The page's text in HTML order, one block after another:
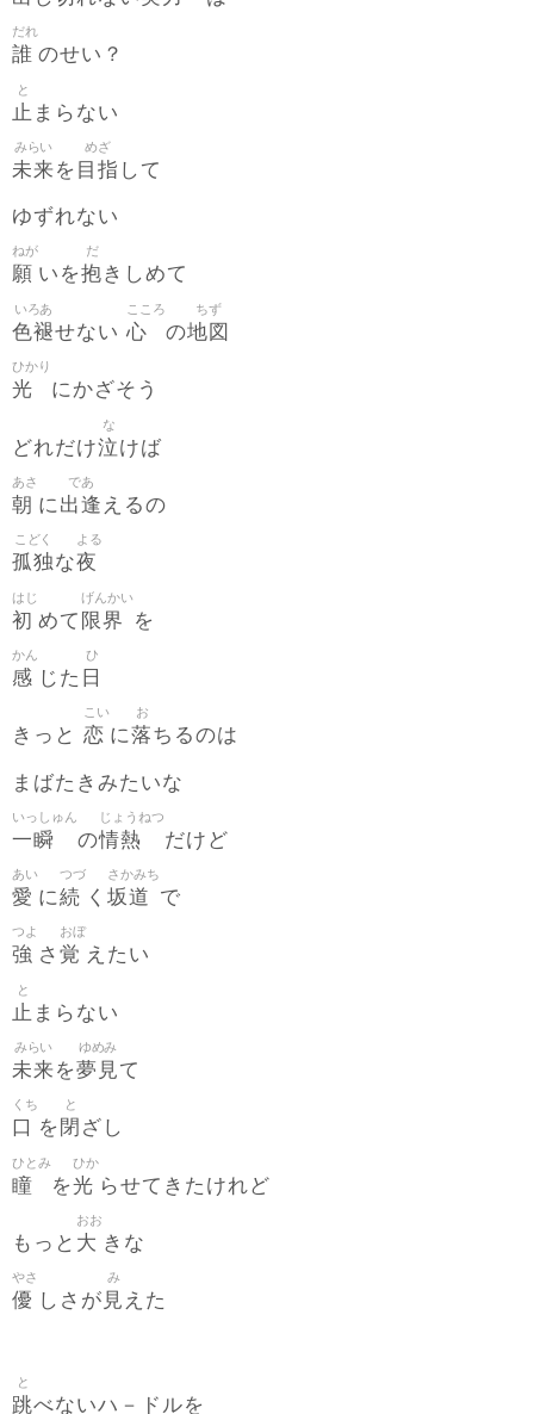
誰
だれ
のせい？
止
と
まらない
未来
みらい
を 目指
めざ
して
ゆずれない
願
ねが
いを抱
だ
きしめて
色褪
いろあ
せない 心
こころ
の地図
ちず
光
ひかり
にかざそう
どれだけ泣
な
けば
朝
あさ
に出逢
であ
えるの
孤独
こどく
な夜
よる
初
はじ
めて 限界
げんかい
を
感
かん
じた 日
ひ
きっと 恋
こい
に落
お
ちるのは
まばたきみたいな
一瞬
いっしゅん
の情熱
じょうねつ
だけど
愛
あい
に続
つづ
く 坂道
さかみち
で
強
つよ
さ 覚
おぼ
えたい
止
と
まらない
未来
みらい
を夢見
ゆめみ
て
口
くち
を 閉
と
ざし
瞳
ひとみ
を光
ひか
らせてきたけれど
もっと 大
おお
きな
優
やさ
しさが 見
み
えた
跳
と
べないハ－ドルを